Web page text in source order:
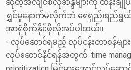
ဆိုတဲ့အလျင်စလိုဆန္ဒများကို ထိန်းချု
ရွှင်မှုနောက်မလိုက်ဘဲ ရေရှည်၊ရည်ရွယ်ခ
အာရုံစိုက်နိုင်ဖိုလိုအပ်ပါတယ်။
- လုပ်ဆောင်ရမည့် လုပ်ငန်းတာဝန်မျာ
လုပ်ဆောင်နိုင်ရန်အတွက် time